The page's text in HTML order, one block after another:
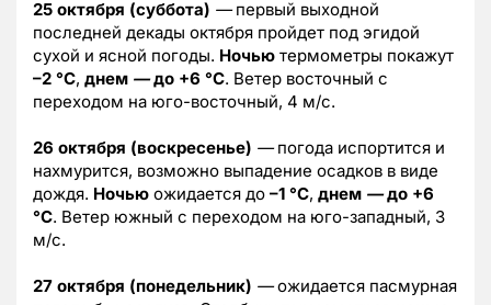
25 октября (суббота) —первый выходной
последней декады октября пройдет под эгидой
сухой и ясной погоды. Ночью термометры покажут
–2 °C, днем —до +6 °C. Ветер восточный с
переходом на юго-восточный, 4 м/с.
26 октября (воскресенье) —погода испортится и
нахмурится, возможно выпадение осадков в виде
дождя. Ночью ожидается до –1 °C, днем —до +6
°C. Ветер южный с переходом на юго-западный, 3
м/с.
27 октября (понедельник) —ожидается пасмурная